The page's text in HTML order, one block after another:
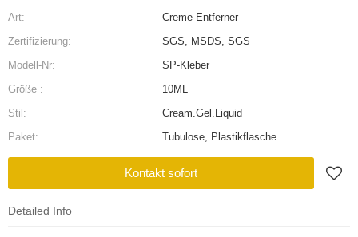
Art:
Creme-Entferner
Zertifizierung:
SGS, MSDS, SGS
Modell-Nr:
SP-Kleber
Größe :
10ML
Stil:
Cream.Gel.Liquid
Paket:
Tubulose, Plastikflasche
Kontakt sofort
Detailed Info